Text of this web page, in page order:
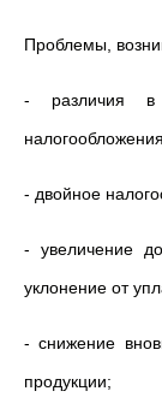
Проблемы,
- различия в
- двойное
- увеличение
уклонение от
- снижение
продукции;